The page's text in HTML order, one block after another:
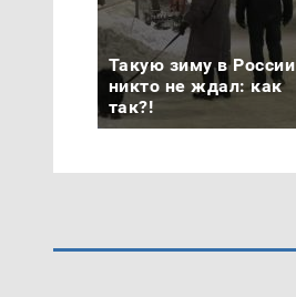
Такую зиму в России
никто не ждал: как
так?!